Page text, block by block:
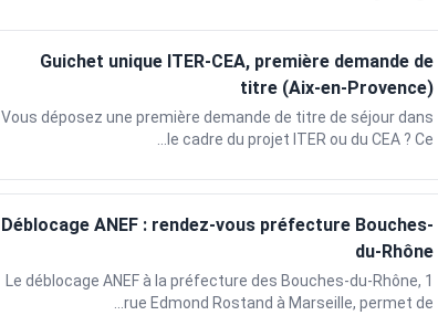
Guichet unique ITER-CEA, première demande de
titre (Aix-en-Provence)
Vous déposez une première demande de titre de séjour dans
le cadre du projet ITER ou du CEA ? Ce...
Déblocage ANEF : rendez-vous préfecture Bouches-
du-Rhône
Le déblocage ANEF à la préfecture des Bouches-du-Rhône, 1
rue Edmond Rostand à Marseille, permet de...